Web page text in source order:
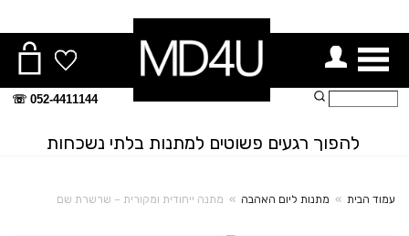
תפריט
052-4411144 ☏
להפוך רגעים פשוטים למתנות בלתי נשכחות
עמוד הבית » מתנות ליום האהבה » מתנה ייחודית ומקורית – שרשרת שם